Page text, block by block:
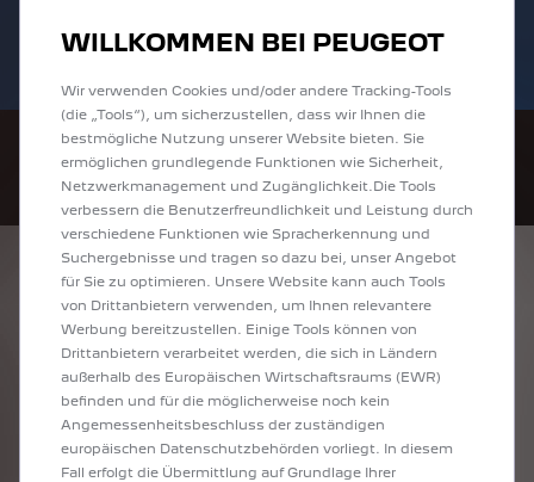
E-Autos und Plug-In-Hybride. Mehr
erfahren >>
2008 zu attraktiven Leasingraten
entdecken!
ENTDECKEN SIE
ALLE ANGEBOTE IN
HEIDENHEIM AN
DER BRENZ
WILLKOMMEN BEI PEUGEOT
Wir verwenden Cookies und/oder andere Tracking-Tools
(die „Tools“), um sicherzustellen, dass wir Ihnen die
bestmögliche Nutzung unserer Website bieten. Sie
ermöglichen grundlegende Funktionen wie Sicherheit,
Netzwerkmanagement und Zugänglichkeit.Die Tools
verbessern die Benutzerfreundlichkeit und Leistung durch
verschiedene Funktionen wie Spracherkennung und
Suchergebnisse und tragen so dazu bei, unser Angebot
für Sie zu optimieren. Unsere Website kann auch Tools
von Drittanbietern verwenden, um Ihnen relevantere
Werbung bereitzustellen. Einige Tools können von
Drittanbietern verarbeitet werden, die sich in Ländern
außerhalb des Europäischen Wirtschaftsraums (EWR)
befinden und für die möglicherweise noch kein
Angemessenheitsbeschluss der zuständigen
europäischen Datenschutzbehörden vorliegt. In diesem
Fall erfolgt die Übermittlung auf Grundlage Ihrer